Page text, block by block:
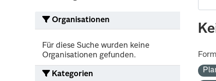
Organisationen
Für diese Suche wurden keine
Organisationen gefunden.
Kategorien